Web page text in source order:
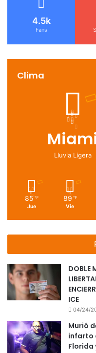
4.5k
Fans
Clima
Lluvia Ligera
85 ℉
Jue
89 ℉
Vie
DOBLE
ICE
04/24/
Murió
infarto
Florida